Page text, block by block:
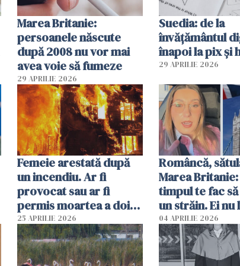
Marea Britanie:
persoanele născute
după 2008 nu vor mai
avea voie să fumeze
29 APRILIE 2026
Suedia: de la
învățământul
înapoi la pix și
29 APRILIE 2026
Femeie arestată după
un incendiu. Ar fi
provocat sau ar fi
permis moartea a doi
copii de 1 an și 3 ani
25 APRILIE 2026
Româncă,
Marea
timpul te fac
un străin. Ei nu
ca noi. În
oamenii sunt
04 APRILIE 2026